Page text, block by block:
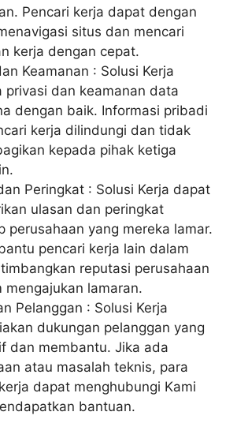
Pencari kerja dapat dengan
situs dan mencari
kerja dengan cepat.
Keamanan : Solusi Kerja
privasi dan keamanan data
dengan baik. Informasi pribadi
kerja dilindungi dan tidak
kepada pihak ketiga
Peringkat : Solusi Kerja dapat
ulasan dan peringkat
perusahaan yang mereka lamar.
pencari kerja lain dalam
reputasi perusahaan
mengajukan lamaran.
Pelanggan : Solusi Kerja
dukungan pelanggan yang
dan membantu. Jika ada
atau masalah teknis, para
dapat menghubungi Kami
bantuan.